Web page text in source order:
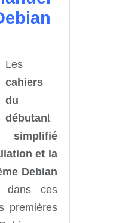
Les
cahiers
du
débutant
simplifié
et la
Debian
dans ces
premières